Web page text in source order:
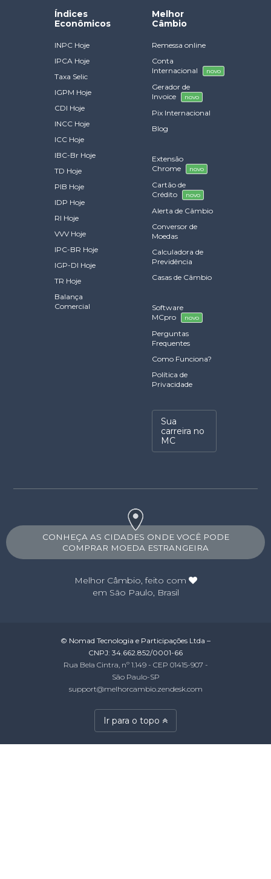
Índices
Econômicos
INPC Hoje
IPCA Hoje
Taxa Selic
IGPM Hoje
CDI Hoje
INCC Hoje
ICC Hoje
IBC-Br Hoje
TD Hoje
PIB Hoje
IDP Hoje
RI Hoje
VVV Hoje
IPC-BR Hoje
IGP-DI Hoje
TR Hoje
Balança
Comercial
Melhor
Câmbio
Remessa online
Conta
Internacional
novo
Gerador de
Invoice
novo
Pix Internacional
Blog
Extensão
Chrome
novo
Cartão de
Crédito
novo
Alerta de Câmbio
Conversor de
Moedas
Calculadora de
Previdência
Casas de Câmbio
Software
MCpro
novo
Perguntas
Frequentes
Como Funciona?
Política de
Privacidade
Sua
carreira no
MC
CONHEÇA AS CIDADES ONDE VOCÊ PODE
COMPRAR MOEDA ESTRANGEIRA
Melhor Câmbio, feito com
em São Paulo, Brasil
© Nomad Tecnologia e Participações Ltda –
CNPJ: 34.662.852/0001-66
Rua Bela Cintra, nº 1.149 - CEP 01415-907 -
São Paulo-SP
support@melhorcambio.zendesk.com
Ir para o topo